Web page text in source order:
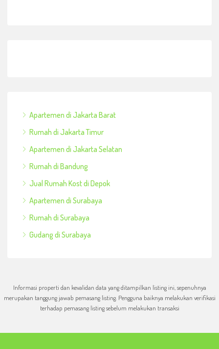
Apartemen di Jakarta Barat
Rumah di Jakarta Timur
Apartemen di Jakarta Selatan
Rumah di Bandung
Jual Rumah Kost di Depok
Apartemen di Surabaya
Rumah di Surabaya
Gudang di Surabaya
Informasi properti dan kevalidan data yang ditampilkan listing ini, sepenuhnya
merupakan tanggung jawab pemasang listing. Pengguna baiknya melakukan verifikasi
terhadap pemasang listing sebelum melakukan transaksi